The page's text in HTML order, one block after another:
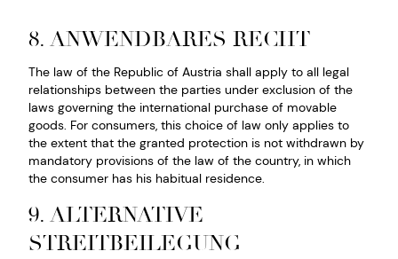
8. ANWENDBARES RECHT
The law of the Republic of Austria shall apply to all legal
relationships between the parties under exclusion of the
laws governing the international purchase of movable
goods. For consumers, this choice of law only applies to
the extent that the granted protection is not withdrawn by
mandatory provisions of the law of the country, in which
the consumer has his habitual residence.
9. ALTERNATIVE
STREITBEILEGUNG